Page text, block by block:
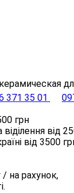
371 35 01
грн
від
від 3500
на рахунок,